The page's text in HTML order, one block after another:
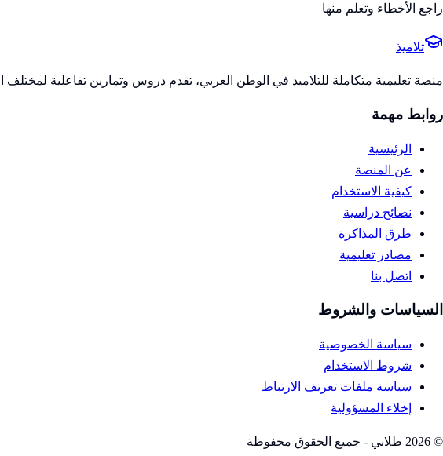
راجع الأخطاء وتعلم منها
تلاميذ
منصة تعليمية متكاملة للتلاميذ في الوطن العربي، تقدم دروس وتمارين تفاعلية لمختلف
روابط مهمة
الرئيسية
عن المنصة
كيفية الاستخدام
نصائح دراسية
طرق المذاكرة
مصادر تعليمية
اتصل بنا
السياسات والشروط
سياسة الخصوصية
شروط الاستخدام
سياسة ملفات تعريف الارتباط
إخلاء المسؤولية
©
2026 طلابي - جميع الحقوق محفوظة